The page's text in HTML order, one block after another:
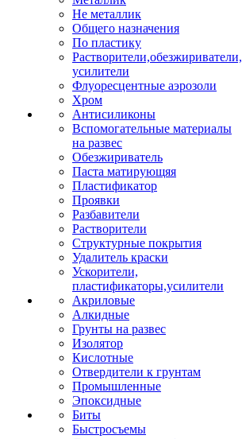
Не металлик
Общего назначения
По пластику
Растворители,обезжириватели,
усилители
Флуоресцентные аэрозоли
Хром
Антисиликоны
Вспомогательные материалы
на развес
Обезжириватель
Паста матирующяя
Пластификатор
Проявки
Разбавители
Растворители
Структурные покрытия
Удалитель краски
Ускорители,
пластификаторы,усилители
Акриловые
Алкидные
Грунты на развес
Изолятор
Кислотные
Отвердители к грунтам
Промышленные
Эпоксидные
Биты
Быстросъемы